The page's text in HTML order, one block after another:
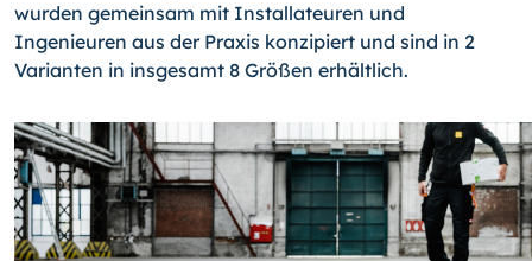
wurden gemeinsam mit Installateuren und
Ingenieuren aus der Praxis konzipiert und sind in 2
Varianten in insgesamt 8 Größen erhältlich.